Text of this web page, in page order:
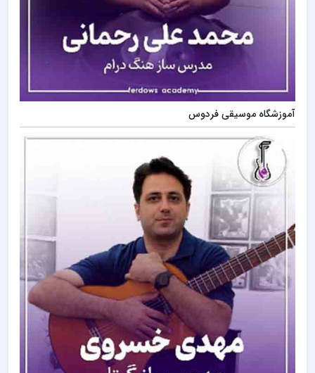
آموزشگاه موسیقی فردوس